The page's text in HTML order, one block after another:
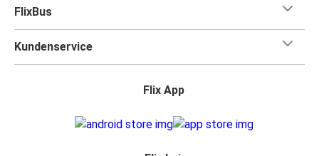
FlixBus
Kundenservice
Flix App